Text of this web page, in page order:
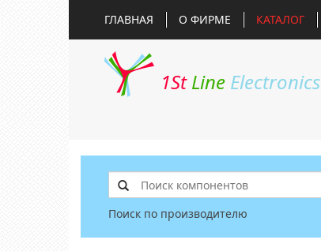
ГЛАВНАЯ О ФИРМЕ КАТАЛОГ
1St Line Electronics
Поиск по производителю